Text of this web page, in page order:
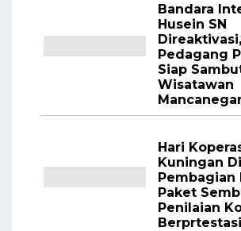
Bandara
Husein SN
Direaktivasi,
Pedagang
Siap
Wisatawan
Hari
Kuningan
Pembagian
Paket
Penilaian
Berprtestasi